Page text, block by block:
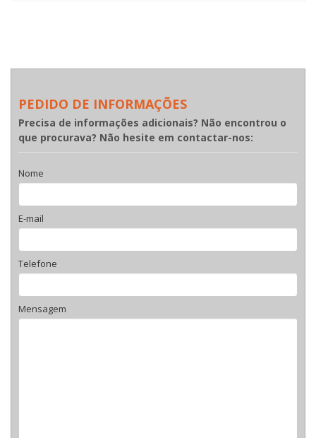
PEDIDO DE INFORMAÇÕES
Precisa de informações adicionais? Não encontrou o
que procurava? Não hesite em contactar-nos:
Nome
E-mail
Telefone
Mensagem